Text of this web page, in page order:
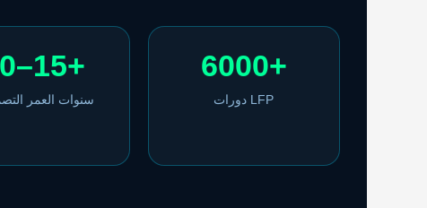
سنوات العمر
6000+
دورات LFP